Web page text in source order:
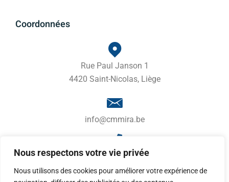
Nous respectons votre vie privée
Nous utilisons des cookies pour améliorer votre expérience de
Coordonnées
Rue Paul Janson 1
4420 Saint-Nicolas, Liège
info@cmmira.be
04 246 42 02